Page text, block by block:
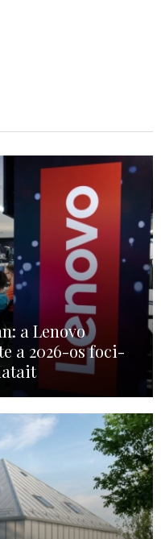
a Lenovo
a 2026-os foci-